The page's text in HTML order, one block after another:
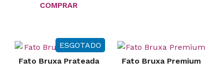
COMPRAR
ESGOTADO
Fato Bruxa Prateada
Fato Bruxa Premium